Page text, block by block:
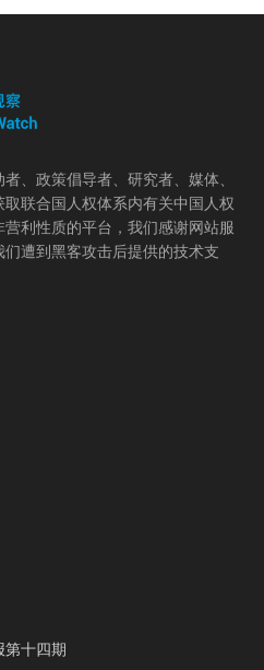
、政策倡导者、研究者、媒体、
联合国人权体系内有关中国人权
利性质的平台，我们感谢网站服
遭到黑客攻击后提供的技术支
第十四期